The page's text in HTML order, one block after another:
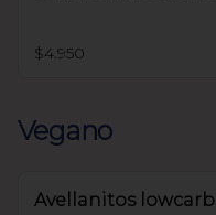
Incluye:
1 cookie avena
1 snicker
$4.950
Vegano
Avellanitos lowcarb